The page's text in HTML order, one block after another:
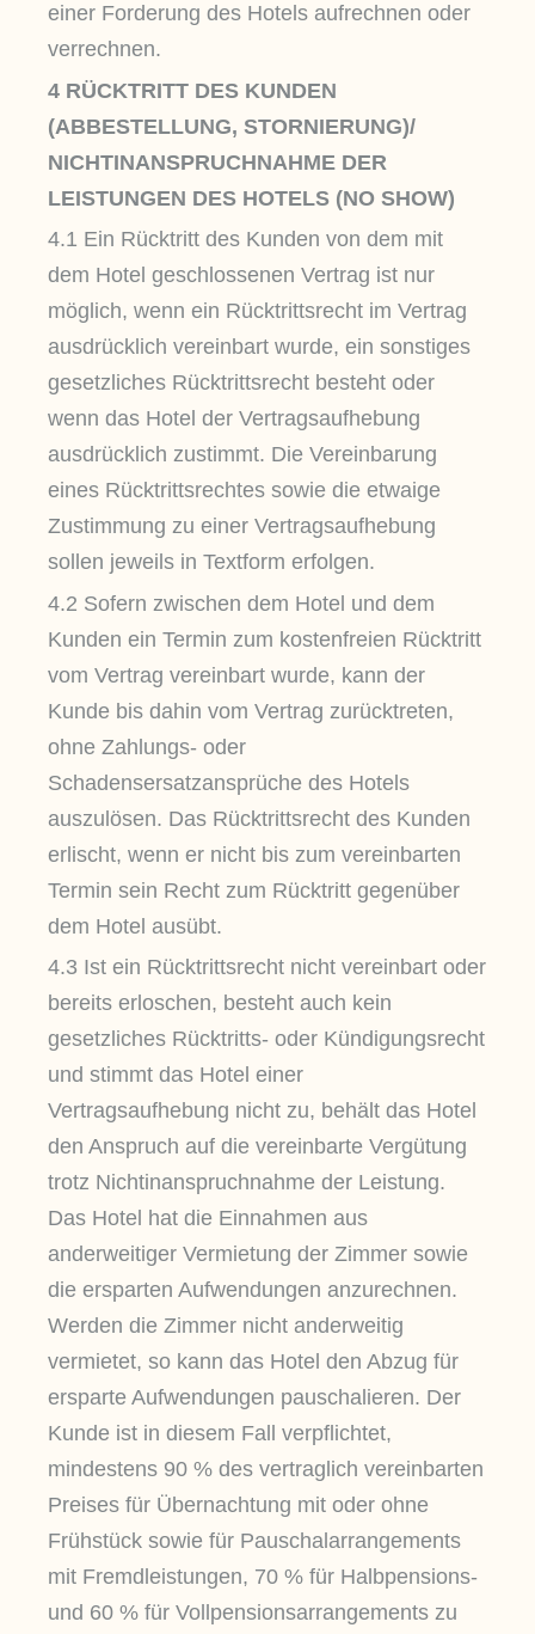
einer Forderung des Hotels aufrechnen oder
verrechnen.
4 RÜCKTRITT DES KUNDEN
(ABBESTELLUNG, STORNIERUNG)/
NICHTINANSPRUCHNAHME DER
LEISTUNGEN DES HOTELS (NO SHOW)
4.1 Ein Rücktritt des Kunden von dem mit
dem Hotel geschlossenen Vertrag ist nur
möglich, wenn ein Rücktrittsrecht im Vertrag
ausdrücklich vereinbart wurde, ein sonstiges
gesetzliches Rücktrittsrecht besteht oder
wenn das Hotel der Vertragsaufhebung
ausdrücklich zustimmt. Die Vereinbarung
eines Rücktrittsrechtes sowie die etwaige
Zustimmung zu einer Vertragsaufhebung
sollen jeweils in Textform erfolgen.
4.2 Sofern zwischen dem Hotel und dem
Kunden ein Termin zum kostenfreien Rücktritt
vom Vertrag vereinbart wurde, kann der
Kunde bis dahin vom Vertrag zurücktreten,
ohne Zahlungs- oder
Schadensersatzansprüche des Hotels
auszulösen. Das Rücktrittsrecht des Kunden
erlischt, wenn er nicht bis zum vereinbarten
Termin sein Recht zum Rücktritt gegenüber
dem Hotel ausübt.
4.3 Ist ein Rücktrittsrecht nicht vereinbart oder
bereits erloschen, besteht auch kein
gesetzliches Rücktritts- oder Kündigungsrecht
und stimmt das Hotel einer
Vertragsaufhebung nicht zu, behält das Hotel
den Anspruch auf die vereinbarte Vergütung
trotz Nichtinanspruchnahme der Leistung.
Das Hotel hat die Einnahmen aus
anderweitiger Vermietung der Zimmer sowie
die ersparten Aufwendungen anzurechnen.
Werden die Zimmer nicht anderweitig
vermietet, so kann das Hotel den Abzug für
ersparte Aufwendungen pauschalieren. Der
Kunde ist in diesem Fall verpflichtet,
mindestens 90 % des vertraglich vereinbarten
Preises für Übernachtung mit oder ohne
Frühstück sowie für Pauschalarrangements
mit Fremdleistungen, 70 % für Halbpensions-
und 60 % für Vollpensionsarrangements zu